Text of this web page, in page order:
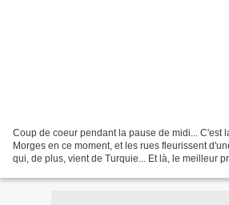
Coup de coeur pendant la pause de midi... C'est
Morges en ce moment, et les rues fleurissent
qui, de plus, vient de Turquie... Et là, le meilleur